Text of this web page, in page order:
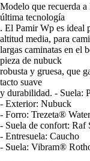
Modelo que recuerda
última tecnología
. El Pamir Wp es ideal
altitud media, para
largas caminatas en el
pieza de nubuck
robusta y gruesa, que
tacto suave
y durabilidad. - Suela:
- Exterior: Nubuck
- Forro: Trezeta®
- Suela de confort: Raf
- Entresuela: Caucho
- Suela: Vibram®